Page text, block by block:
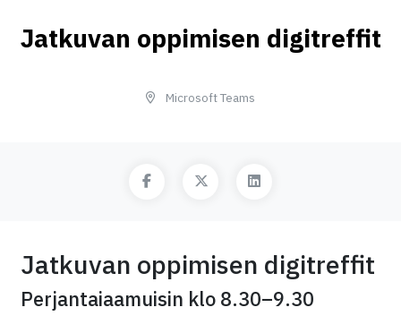
Jatkuvan oppimisen digitreffit
Microsoft Teams
Jatkuvan oppimisen digitreffit
Perjantaiaamuisin klo 8.30–9.30